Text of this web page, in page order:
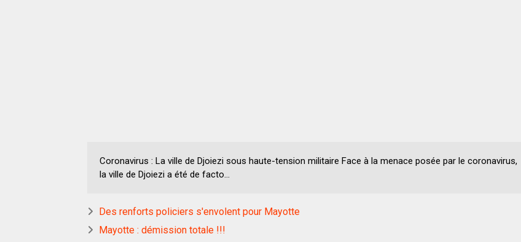
Coronavirus : La ville de Djoiezi sous haute-tension militaire Face à la menace posée par le coronavirus,
la ville de Djoiezi a été de facto...
Des renforts policiers s'envolent pour Mayotte
Mayotte : démission totale !!!